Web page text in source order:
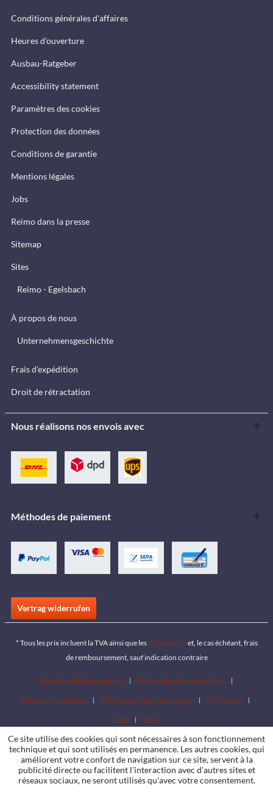
Conditions générales d'affaires
Heures d'ouverture
Ausbau-Ratgeber
Accessibility statement
Paramètres des cookies
Protection des données
Conditions de garantie
Mentions légales
Jobs
Reimo dans la presse
Sitemap
Sites
Reimo - Egelsbach
À propos de nous
Unternehmensgeschichte
Frais d'expédition
Droit de rétractation
Nous réalisons nos envois avec
Méthodes de paiement
Vertrag widerrufen
* Tous les prix incluent la TVA ainsi que lesfrais de portet, le cas échéant, frais
de remboursement, sauf indication contraire
Zone de téléchargement
Recherche de revendeurs
Devenir revendeur
Télécharger les catalogues
Contactez
Jobs
Sites
Ce site utilise des cookies qui sont nécessaires à son fonctionnement
technique et qui sont utilisés en permanence. Les autres cookies, qui
améliorent votre confort de navigation sur ce site, servent à la
publicité directe ou facilitent l'interaction avec d'autres sites et
réseaux sociaux, ne seront utilisés qu'avec votre consentement.